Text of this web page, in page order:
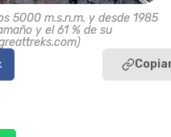
5000 m.s.n.m. y desde 1985
y el 61 % de su